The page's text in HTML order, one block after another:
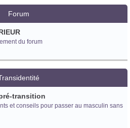
masculines FtM/FtX/Ft*
Forum
du forum
transition
et conseils pour passer au masculin sans